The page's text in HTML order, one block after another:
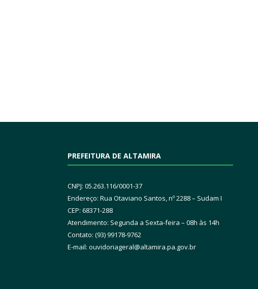
PREFEITURA DE ALTAMIRA
CNPJ: 05.263.116/0001-37
Endereço: Rua Otaviano Santos, nº 2288 – Sudam I
CEP: 68371-288
Atendimento: Segunda a Sexta-feira – 08h às 14h
Contato: (93) 99178-9762
E-mail: ouvidoriageral@altamira.pa.gov.br